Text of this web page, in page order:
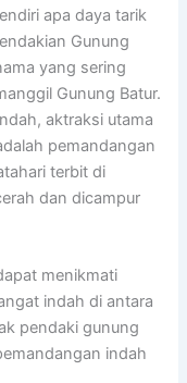
apa daya tarik
Gunung
yang sering
Gunung Batur.
aktraksi utama
pemandangan
terbit di
dan dicampur
menikmati
indah di antara
pendakigunung
indah